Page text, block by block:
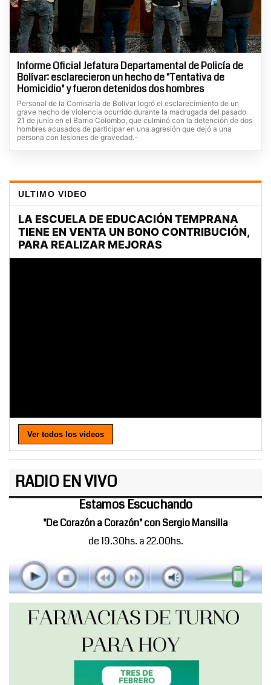
Informe Oficial Jefatura Departamental de Policía de
Bolívar: esclarecieron un hecho de "Tentativa de
Homicidio" y fueron detenidos dos hombres
Personal de la Comisaría de Bolívar logró el esclarecimiento de un
grave hecho de violencia ocurrido durante la madrugada del pasado
21 de junio en el Barrio Colombo, que culminó con la detención de dos
hombres acusados de participar en una agresión que dejó a una
persona con lesiones de gravedad.-
ULTIMO VIDEO
Ver todos los videos
RADIO EN VIVO
Estamos Escuchando
"De Corazón a Corazón" con Sergio Mansilla
de 19.30hs. a 22.00hs.